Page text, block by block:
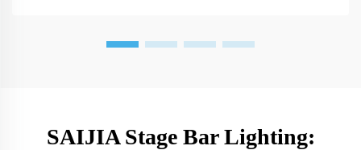
SAIJIA Stage Bar Lighting: